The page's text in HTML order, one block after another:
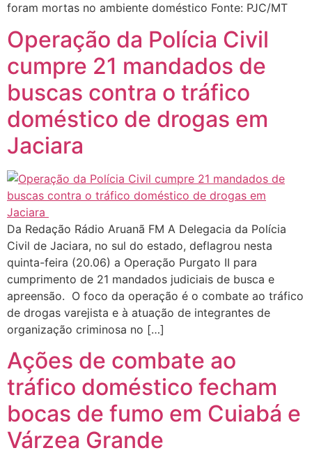
foram mortas no ambiente doméstico Fonte: PJC/MT
Operação da Polícia Civil
cumpre 21 mandados de
buscas contra o tráfico
doméstico de drogas em
Jaciara
Da Redação Rádio Aruanã FM A Delegacia da Polícia
Civil de Jaciara, no sul do estado, deflagrou nesta
quinta-feira (20.06) a Operação Purgato II para
cumprimento de 21 mandados judiciais de busca e
apreensão. O foco da operação é o combate ao tráfico
de drogas varejista e à atuação de integrantes de
organização criminosa no […]
Ações de combate ao
tráfico doméstico fecham
bocas de fumo em Cuiabá e
Várzea Grande